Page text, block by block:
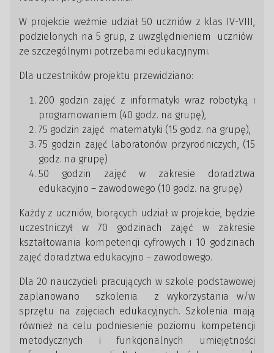
W projekcie weźmie udział 50 uczniów z klas IV-VIII,
podzielonych na 5 grup, z uwzględnieniem uczniów
ze szczególnymi potrzebami edukacyjnymi.
Dla uczestników projektu przewidziano:
200 godzin zajęć z informatyki wraz robotyką i
programowaniem (40 godz. na grupę),
75 godzin zajęć matematyki (15 godz. na grupę),
75 godzin zajęć laboratoriów przyrodniczych, (15
godz. na grupę)
50 godzin zajęć w zakresie doradztwa
edukacyjno – zawodowego (10 godz. na grupę)
Każdy z uczniów, biorących udział w projekcie, będzie
uczestniczył w 70 godzinach zajęć w zakresie
kształtowania kompetencji cyfrowych i 10 godzinach
zajęć doradztwa edukacyjno – zawodowego.
Dla 20 nauczycieli pracujących w szkole podstawowej
zaplanowano szkolenia z wykorzystania w/w
sprzętu na zajęciach edukacyjnych. Szkolenia mają
również na celu podniesienie poziomu kompetencji
metodycznych i funkcjonalnych umiejętności